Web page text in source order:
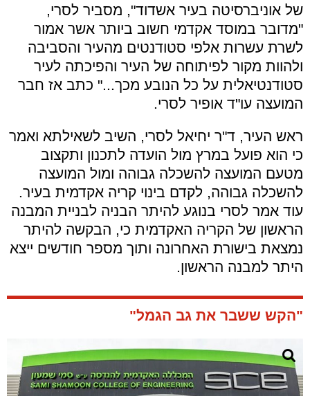
של אוניברסיטה בעיר אשדוד", מסביר לסרי,
"מדובר במוסד אקדמי חשוב ביותר אשר אמור
לשרת עשרות אלפי סטודנטים מהעיר והסביבה
ולהוות מקור לפיתוחה של העיר והפיכתה לעיר
סטודנטיאלית על כל הנובע מכך..." כתב אז חבר
המועצה עו"ד אופיר לסרי.
ראש העיר, ד"ר יחיאל לסרי, השיב לשאילתא ואמר
כי הוא פועל במרץ מול הועדה לתכנון ותקצוב
מטעם המועצה להשכלה גבוהה ומול המועצה
להשכלה גבוהה, לקדם בינוי קריה אקדמית בעיר.
עוד אמר לסרי בנוגע להיתר הבניה לבניית המבנה
הראשון של הקריה האקדמית כי, הבקשה להיתר
נמצאת בישורת האחרונה ותוך מספר חודשים ייצא
היתר למבנה הראשון.
"הקש ששבר את גב הגמל"